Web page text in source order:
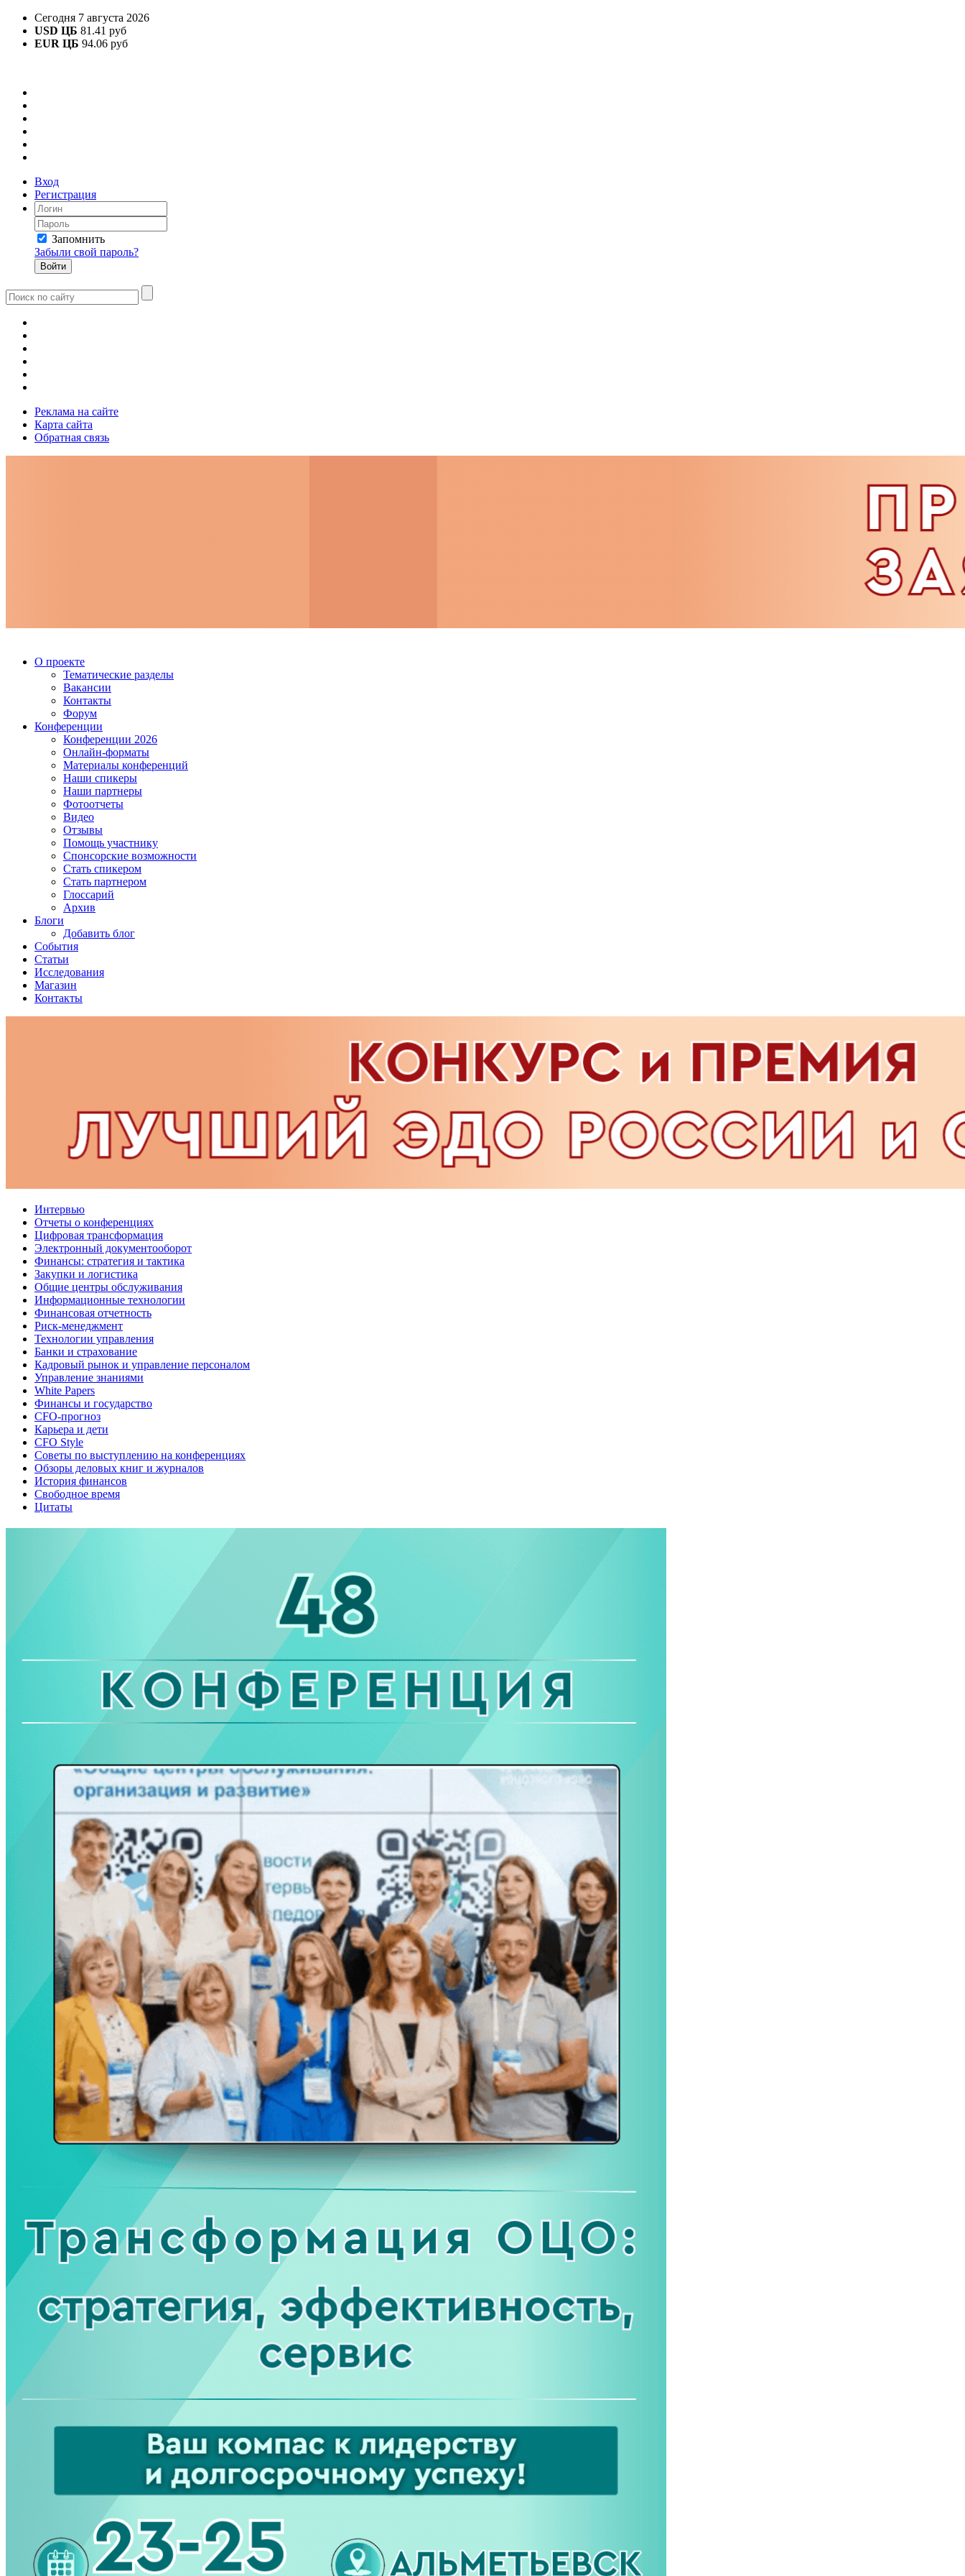
Сегодня 7 августа 2026
USD ЦБ 81.41 руб
EUR ЦБ 94.06 руб
Вход
Регистрация
Запомнить
Забыли свой пароль?
Реклама на сайте
Карта сайта
Обратная связь
О проекте
Тематические разделы
Вакансии
Контакты
Форум
Конференции
Конференции 2026
Онлайн-форматы
Материалы конференций
Наши спикеры
Наши партнеры
Фотоотчеты
Видео
Отзывы
Помощь участнику
Спонсорские возможности
Стать спикером
Стать партнером
Глоссарий
Архив
Блоги
Добавить блог
События
Статьи
Исследования
Магазин
Контакты
Интервью
Отчеты о конференциях
Цифровая трансформация
Электронный документооборот
Финансы: стратегия и тактика
Закупки и логистика
Общие центры обслуживания
Информационные технологии
Финансовая отчетность
Риск-менеджмент
Технологии управления
Банки и страхование
Кадровый рынок и управление персоналом
Управление знаниями
White Papers
Финансы и государство
CFO-прогноз
Карьера и дети
CFO Style
Советы по выступлению на конференциях
Обзоры деловых книг и журналов
История финансов
Свободное время
Цитаты